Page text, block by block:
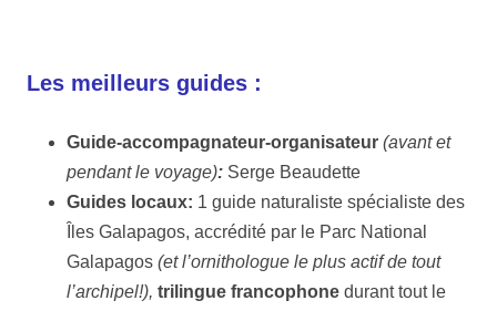
Les meilleurs guides :
Guide-accompagnateur-organisateur (avant et
pendant le voyage): Serge Beaudette
Guides locaux: 1 guide naturaliste spécialiste des
Îles Galapagos, accrédité par le Parc National
Galapagos (et l’ornithologue le plus actif de tout
l’archipel!), trilingue francophone durant tout le